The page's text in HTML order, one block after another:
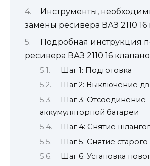
Инструменты,
замены ресивера ВАЗ 2110 16
Подробная инструкция
ресивера ВАЗ 2110 16
Шаг 1: Подготовка
Шаг 2: Выключение
Шаг 3: Отсоединение
аккумуляторной батареи
Шаг 4: Снятие
Шаг 5: Снятие
Шаг 6: Установка